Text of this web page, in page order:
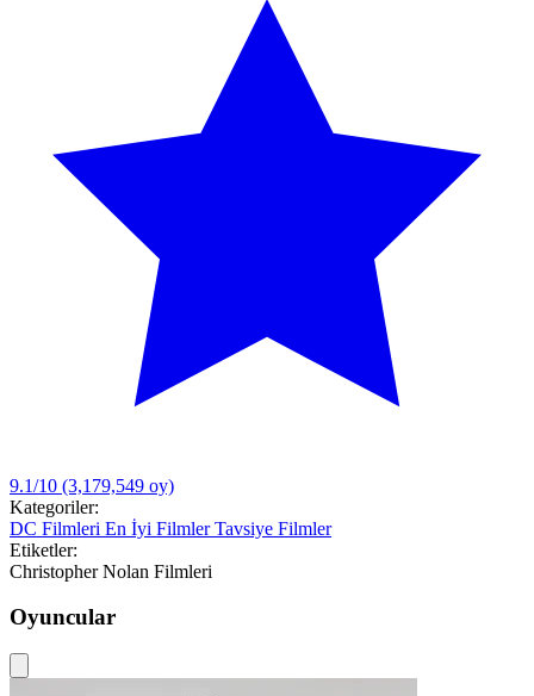
9.1/10 (3,179,549 oy)
Kategoriler:
DC Filmleri En İyi FilmlerTavsiye Filmler
Etiketler:
Christopher Nolan Filmleri
Oyuncular